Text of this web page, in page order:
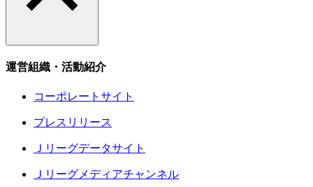
運営組織・活動紹介
コーポレートサイト
プレスリリース
Ｊリーグデータサイト
Ｊリーグメディアチャンネル